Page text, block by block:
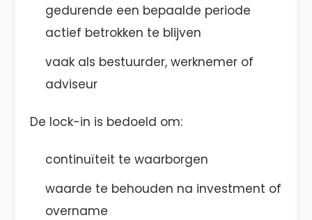
gedurende een bepaalde periode
actief betrokken te blijven
vaak als bestuurder, werknemer of
adviseur
De lock-in is bedoeld om:
continuïteit te waarborgen
waarde te behouden na investment of
overname